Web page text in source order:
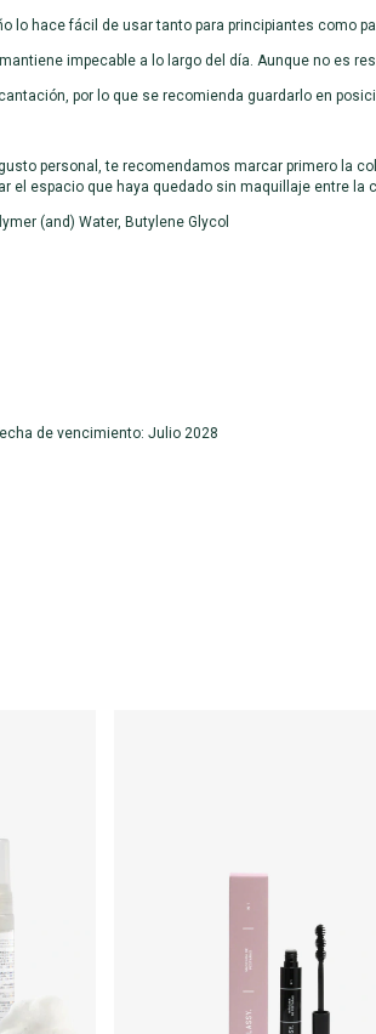
lo hace fácil de usar tanto para principiantes como
impecable a lo largo del día. Aunque no es
por lo que se recomienda guardarlo en
personal, te recomendamos marcar primero la
espacio que haya quedado sin maquillaje entre la
(and) Water, Butylene Glycol
de vencimiento: Julio 2028